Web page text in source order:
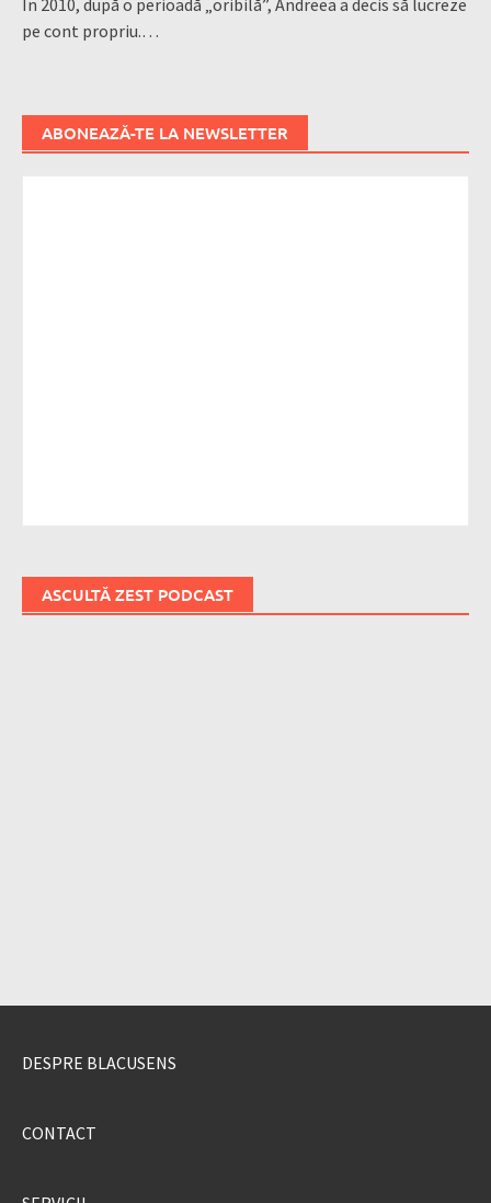
În 2010, după o perioadă „oribilă”, Andreea a decis să lucreze
pe cont propriu.…
ABONEAZĂ-TE LA NEWSLETTER
ASCULTĂ ZEST PODCAST
DESPRE BLACUSENS
CONTACT